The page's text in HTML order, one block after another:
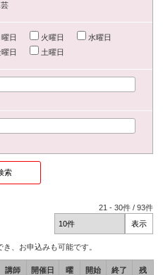
曜日 火曜日
水曜日
日 土曜日
21 -30件 /93件
、お申込みも可能です。
講師
開催日
曜
開始
終了
残